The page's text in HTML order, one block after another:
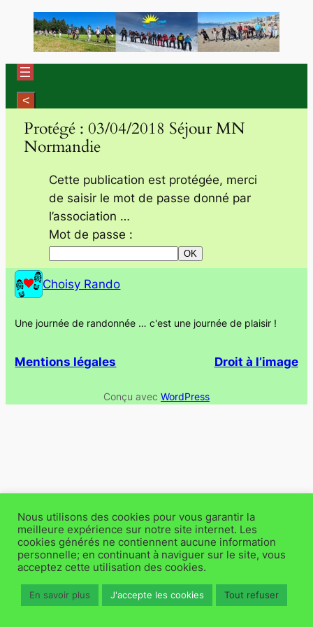
contenu
Protégé : 03/04/2018 Séjour MN
Normandie
Cette publication est protégée, merci
de saisir le mot de passe donné par
l’association …
Mot de passe :
Choisy Rando
Une journée de randonnée … c'est une journée de plaisir !
Mentions légales Droit à l’image
Conçu avec WordPress
Nous utilisons des cookies pour vous garantir la
meilleure expérience sur notre site internet. Les
cookies générés ne contiennent aucune information
personnelle; en continuant à naviguer sur le site, vous
acceptez cette utilisation des cookies.
En savoir plus J'accepte les cookies Tout refuser